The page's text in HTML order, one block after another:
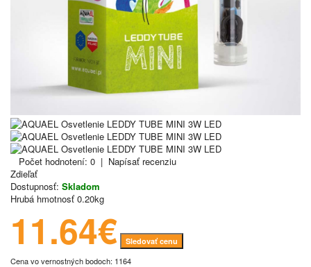
Počet hodnotení: 0 | Napísať recenziu
Zdieľať
Dostupnosť: Skladom
Hrubá hmotnosť 0.20kg
11.64€ Sledovať cenu
Cena vo vernostných bodoch: 1164